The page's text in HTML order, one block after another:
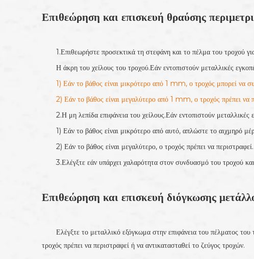
Επιθεώρηση και επισκευή θραύσης
1.Επιθεωρήστε προσεκτικά τη στεφάνη και το πέλμα του τροχού
Η άκρη του χείλους του τροχού.Εάν εντοπιστούν μεταλλικές
1) Εάν το βάθος είναι μικρότερο από 1 mm, ο τροχός μπορεί να
2) Εάν το βάθος είναι μεγαλύτερο από 1 mm, ο τροχός πρέπει να
2.Η μη λεπίδα επιφάνεια του χείλους.Εάν εντοπιστούν
1) Εάν το βάθος είναι μικρότερο από αυτό, απλώστε το αιχμηρό
2) Εάν το βάθος είναι μεγαλύτερο, ο τροχός πρέπει να περιστραφεί.
3.Ελέγξτε εάν υπάρχει χαλαρότητα στον συνδυασμό του τροχού
Επιθεώρηση και επισκευή διόγκωσης
Ελέγξτε το μεταλλικό εξόγκωμα στην επιφάνεια του πέλματος
τροχός πρέπει να περιστραφεί ή να αντικατασταθεί το ζεύγος τροχών.